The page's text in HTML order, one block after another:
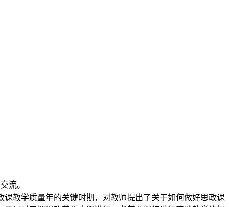
流。
教学质量年的关键时期，对教师提出了关于如何做好思政课